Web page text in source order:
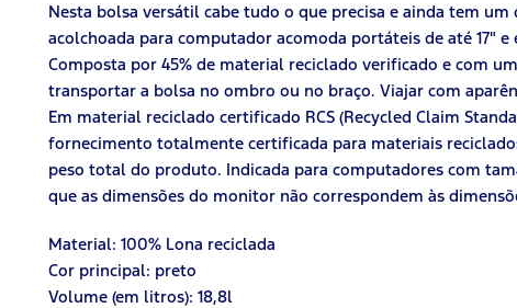
Nesta bolsa versátil cabe tudo o que precisa e ainda tem
acolchoada para computador acomoda portáteis de até 17"
Composta por 45% de material reciclado verificado e com
transportar a bolsa no ombro ou no braço. Viajar com
Em material reciclado certificado RCS (Recycled Claim
fornecimento totalmente certificada para materiais
peso total do produto. Indicada para computadores com
que as dimensões do monitor não correspondem às
Material: 100% Lona reciclada
Cor principal: preto
Volume (em litros): 18,8l